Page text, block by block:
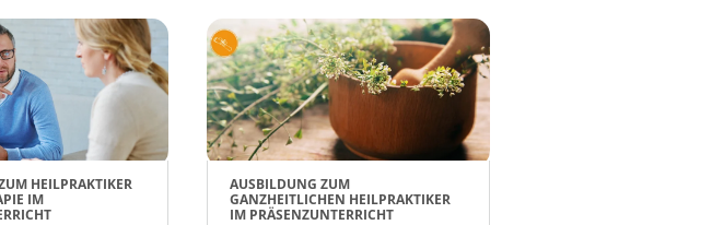
HEILPRAKTIKER
IM
AUSBILDUNG ZUM
GANZHEITLICHEN HEILPRAKTIKER
IM PRÄSENZUNTERRICHT